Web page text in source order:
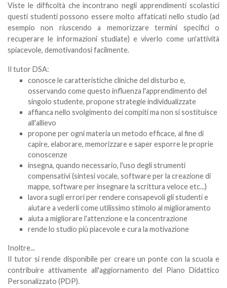
Viste le difficoltà che incontrano negli apprendimenti scolastici
questi studenti possono essere molto affaticati nello studio (ad
esempio non riuscendo a memorizzare termini specifici o
recuperare le informazioni studiate) e viverlo come un'attività
spiacevole, demotivandosi facilmente.
Il tutor DSA:
conosce le caratteristiche cliniche del disturbo e,
osservando come questo influenza l'apprendimento del
singolo studente, propone strategie individualizzate
affianca nello svolgimento dei compiti ma non si sostituisce
all'allievo
propone per ogni materia un metodo efficace, al fine di
capire, elaborare, memorizzare e saper esporre le proprie
conoscenze
insegna, quando necessario, l'uso degli strumenti
compensativi (sintesi vocale, software per la creazione di
mappe, software per insegnare la scrittura veloce etc...)
lavora sugli errori per rendere consapevoli gli studenti e
aiutare a vederli come utilissimo stimolo al miglioramento
aiuta a migliorare l'attenzione e la concentrazione
rende lo studio più piacevole e cura la motivazione
Inoltre...
Il tutor si rende disponibile per creare un ponte con la scuola e
contribuire attivamente all'aggiornamento del Piano Didattico
Personalizzato (PDP).